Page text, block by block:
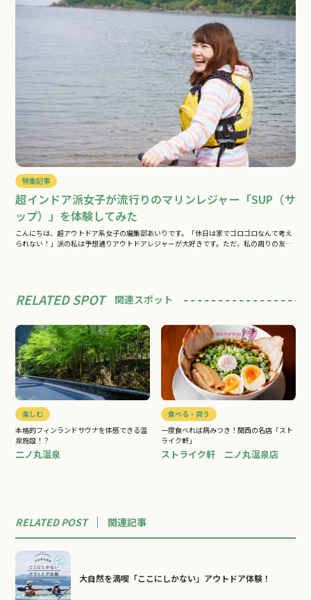
RELATED POST 関連記事
大自然を満喫「ここにしかない」アウトドア体験！
特集記事
超インドア派女子が流行りのマリンレジャー「SUP（サ
ップ）」を体験してみた
こんにちは、超アウトドア系女子の編集部あいりです。「休日は家でゴロゴロなんて考え
られない！」派の私は予想通りアウトドアレジャーが大好きです。ただ、私の周りの友
RELATED SPOT 関連スポット
楽しむ
本格的フィンランドサウナを体感できる温
泉施設！？
二ノ丸温泉
食べる・買う
一度食べれば病みつき！関西の名店「スト
ライク軒」
ストライク軒 二ノ丸温泉店